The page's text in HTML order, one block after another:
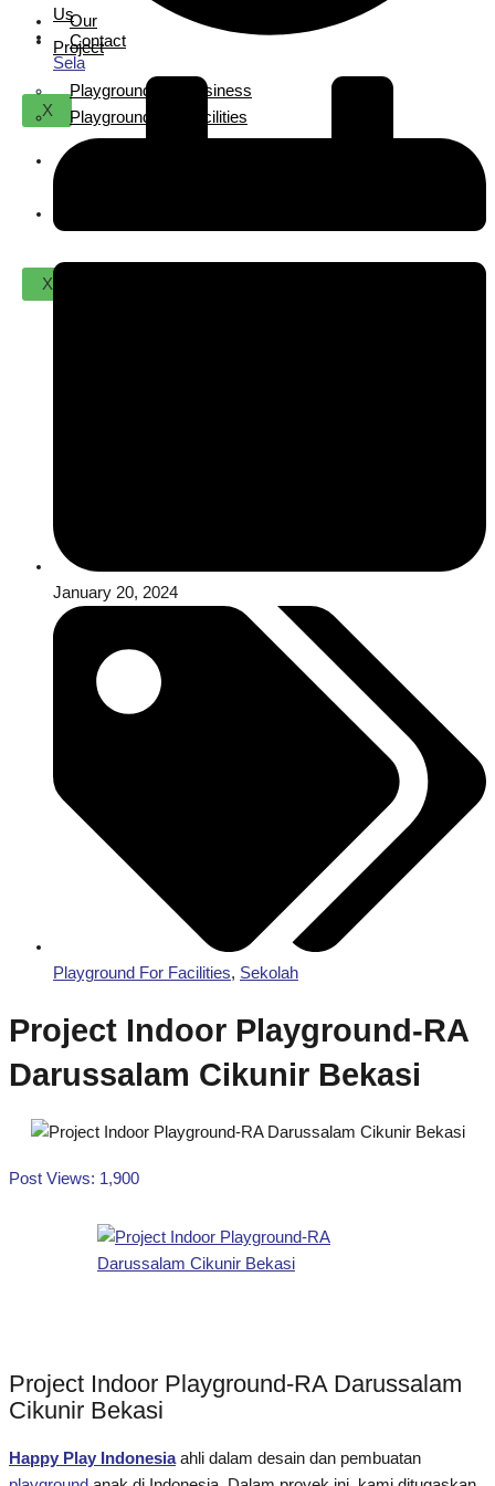
Us
Contact
X
Our
Project
Playground For Business
Playground For Facilities
Us
X
Sela
January 20, 2024
Playground For Facilities, Sekolah
Project Indoor Playground-RA
Darussalam Cikunir Bekasi
Post Views: 1,900
Project Indoor Playground-RA Darussalam
Cikunir Bekasi
Happy Play Indonesiaahli dalam desain dan pembuatan